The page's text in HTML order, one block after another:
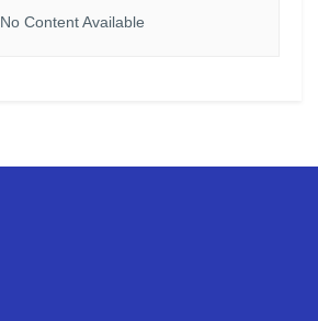
No Content Available